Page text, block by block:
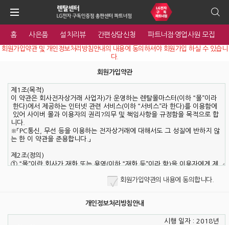
홈 사은품 설치리뷰 간편상담신청 파트너점·영업사원 모집
회원가입약관 및 개인정보처리방침안내의 내용에 동의하셔야 회원가입 하실 수 있습니
다.
회원가입약관
회원가입약관의 내용에 동의합니다.
개인정보처리방침안내